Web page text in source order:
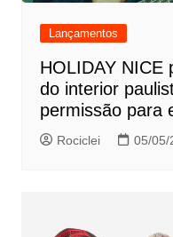
Lançamentos
HOLIDAY NICE
do interior
permissão para
Rociclei 05/05/